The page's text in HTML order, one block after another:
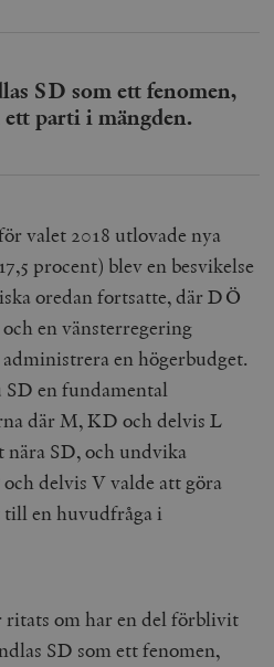
SD som ett fenomen,
ett parti i mängden.
valet 2018 utlovade nya
procent) blev en besvikelse
oredan fortsatte, där DÖ
en vänsterregering
en högerbudget.
SD en fundamental
där M, KD och delvis L
nära SD, och undvika
delvis V valde att göra
till en huvudfråga i
ritats om har en del förblivit
SD som ett fenomen,